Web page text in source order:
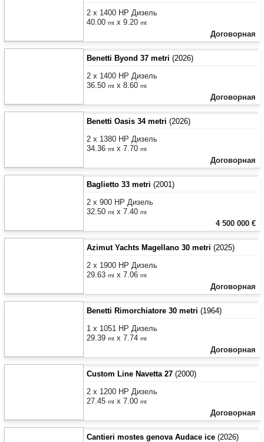
2 x 1400 HP Дизель
40.00 mt x 9.20 mt
Договорная
Benetti Byond 37 metri (2026)
2 x 1400 HP Дизель
36.50 mt x 8.60 mt
Договорная
Benetti Oasis 34 metri (2026)
2 x 1380 HP Дизель
34.36 mt x 7.70 mt
Договорная
Baglietto 33 metri (2001)
2 x 900 HP Дизель
32.50 mt x 7.40 mt
4 500 000 €
Azimut Yachts Magellano 30 metri (2025)
2 x 1900 HP Дизель
29.63 mt x 7.06 mt
Договорная
Benetti Rimorchiatore 30 metri (1964)
1 x 1051 HP Дизель
29.39 mt x 7.74 mt
Договорная
Custom Line Navetta 27 (2000)
2 x 1200 HP Дизель
27.45 mt x 7.00 mt
Договорная
Cantieri mostes genova Audace ice (2026)